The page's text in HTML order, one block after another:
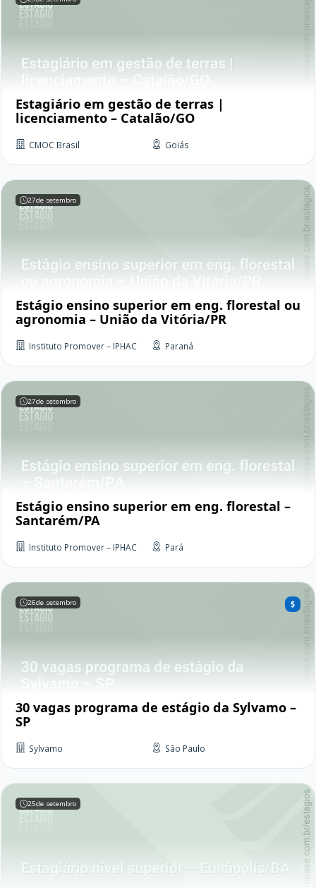
Estagiário em gestão de terras |
licenciamento – Catalão/GO
CMOC Brasil Goiás
27de setembro
Estágio ensino superior em eng. florestal ou
agronomia – União da Vitória/PR
Instituto Promover – IPHAC Paraná
27de setembro
Estágio ensino superior em eng. florestal –
Santarém/PA
Instituto Promover – IPHAC Pará
26de setembro
30 vagas programa de estágio da Sylvamo –
SP
Sylvamo São Paulo
25de setembro